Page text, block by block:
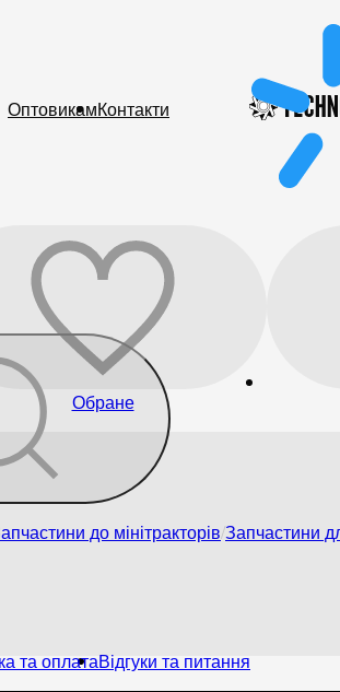
ОптовикамКонтакти
Обране
до мінітракторів Запчастини
та оплатаВідгуки та питання